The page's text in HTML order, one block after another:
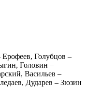
Голубцов –
Головин –
Васильев –
Дударев – Зюзин